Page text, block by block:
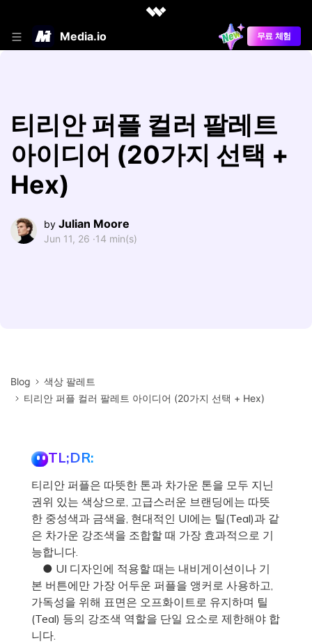
Media.io 무료 체험
티리안 퍼플 컬러 팔레트
아이디어 (20가지 선택 +
Hex)
by Julian Moore
Jun 11, 26 ·14 min(s)
Blog
색상 팔레트
티리안 퍼플 컬러 팔레트 아이디어 (20가지 선택 + Hex)
TL;DR:
티리안 퍼플은 따뜻한 톤과 차가운 톤을 모두 지닌
권위 있는 색상으로, 고급스러운 브랜딩에는 따뜻
한 중성색과 금색을, 현대적인 UI에는 틸(Teal)과 같
은 차가운 강조색을 조합할 때 가장 효과적으로 기
능합니다.
● UI 디자인에 적용할 때는 내비게이션이나 기
본 버튼에만 가장 어두운 퍼플을 앵커로 사용하고,
가독성을 위해 표면은 오프화이트로 유지하며 틸
(Teal) 등의 강조색 역할을 단일 요소로 제한해야 합
니다.